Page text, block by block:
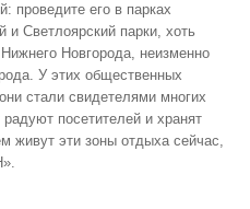
проведите его в парках
и Светлоярский парки, хоть
Новгорода, неизменно
У этих общественных
стали свидетелями многих
посетителей и хранят
живут эти зоны отдыха сейчас,